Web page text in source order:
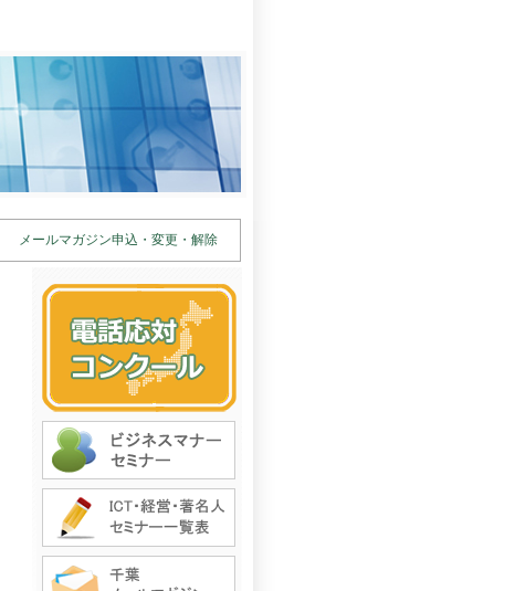
メールマガジン申込・変更・解除